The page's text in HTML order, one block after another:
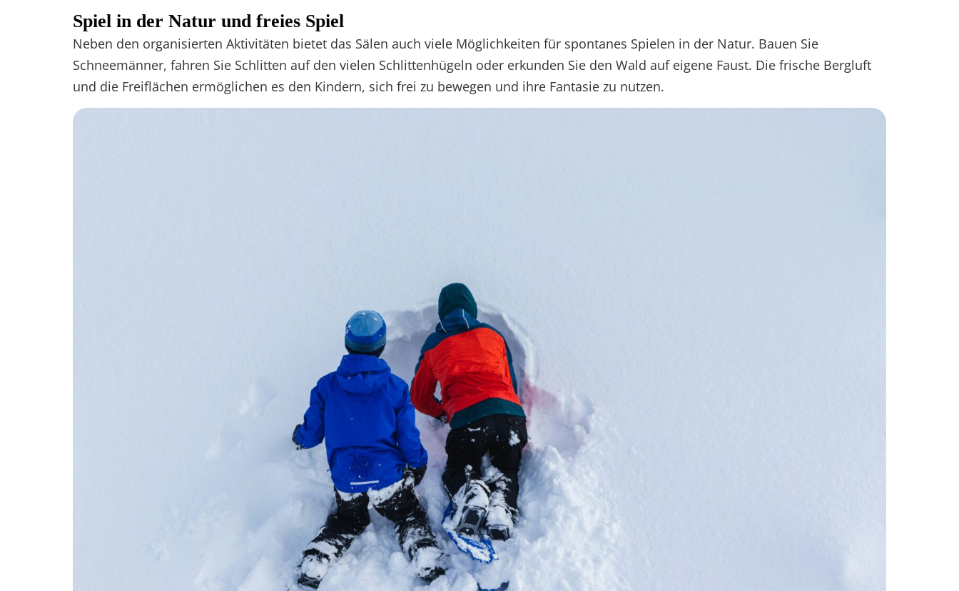
Spiel in der Natur und freies Spiel
Neben den organisierten Aktivitäten bietet das Sälen auch viele Möglichkeiten für spontanes Spielen in der Natur. Bauen Sie
Schneemänner, fahren Sie Schlitten auf den vielen Schlittenhügeln oder erkunden Sie den Wald auf eigene Faust. Die frische Bergluft
und die Freiflächen ermöglichen es den Kindern, sich frei zu bewegen und ihre Fantasie zu nutzen.